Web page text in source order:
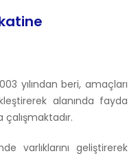
yılından beri, amaçları
alanında fayda
varlıklarını geliştirerek